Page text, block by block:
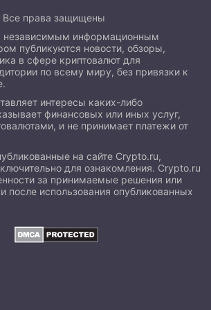
права защищены
независимым информационным
публикуются новости, обзоры,
в сфере криптовалют для
по всему миру, без привязки к
интересы каких-либо
финансовых или иных услуг,
и не принимает платежи от
на сайте Crypto.ru,
для ознакомления. Crypto.ru
за принимаемые решения или
после использования опубликованных